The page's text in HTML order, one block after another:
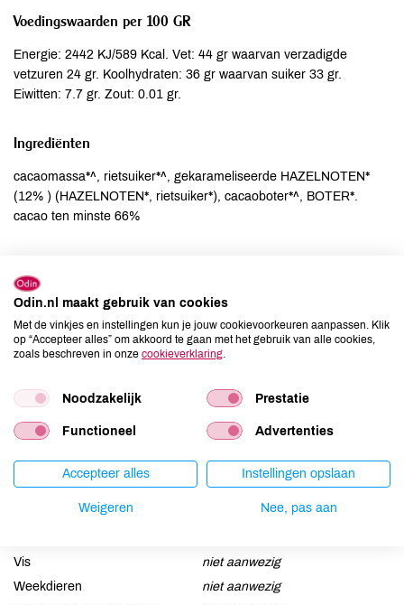
Voedingswaarden per 100 GR
Energie: 2442 KJ/589 Kcal. Vet: 44 gr waarvan verzadigde
vetzuren 24 gr. Koolhydraten: 36 gr waarvan suiker 33 gr.
Eiwitten: 7.7 gr. Zout: 0.01 gr.
Ingrediënten
cacaomassa*^, rietsuiker*^, gekarameliseerde HAZELNOTEN*
(12% ) (HAZELNOTEN*, rietsuiker*), cacaoboter*^, BOTER*.
cacao ten minste 66%
Aardnoten
niet aanwezig
Ei
niet aanwezig
Gluten
kan bevatten
Lupine
niet aanwezig
Mosterd
niet aanwezig
Schaaldieren
niet aanwezig
Selderij
niet aanwezig
niet aanwezig
Vis
niet aanwezig
Weekdieren
niet aanwezig
Odin.nl maakt gebruik van cookies
Met de vinkjes en instellingen kun je jouw cookievoorkeuren aanpassen. Klik
op “Accepteer alles” om akkoord te gaan met het gebruik van alle cookies,
zoals beschreven in onze cookieverklaring.
Noodzakelijk Prestatie
Functioneel Advertenties
Accepteer alles Instellingen opslaan
Weigeren Nee, pas aan